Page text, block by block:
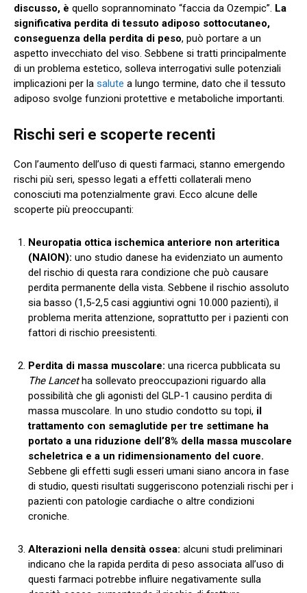
discusso, è quello soprannominato “faccia da Ozempic”. La
significativa perdita di tessuto adiposo sottocutaneo,
conseguenza della perdita di peso, può portare a un
aspetto invecchiato del viso. Sebbene si tratti principalmente
di un problema estetico, solleva interrogativi sulle potenziali
implicazioni per la salute a lungo termine, dato che il tessuto
adiposo svolge funzioni protettive e metaboliche importanti.
Rischi seri e scoperte recenti
Con l’aumento dell’uso di questi farmaci, stanno emergendo
rischi più seri, spesso legati a effetti collaterali meno
conosciuti ma potenzialmente gravi. Ecco alcune delle
scoperte più preoccupanti:
Neuropatia ottica ischemica anteriore non arteritica
(NAION): uno studio danese ha evidenziato un aumento
del rischio di questa rara condizione che può causare
perdita permanente della vista. Sebbene il rischio assoluto
sia basso (1,5-2,5 casi aggiuntivi ogni 10.000 pazienti), il
problema merita attenzione, soprattutto per i pazienti con
fattori di rischio preesistenti.
Perdita di massa muscolare: una ricerca pubblicata su
The Lancetha sollevato preoccupazioni riguardo alla
possibilità che gli agonisti del GLP-1 causino perdita di
massa muscolare. In uno studio condotto su topi, il
trattamento con semaglutide per tre settimane ha
portato a una riduzione dell’8% della massa muscolare
scheletrica e a un ridimensionamento del cuore.
Sebbene gli effetti sugli esseri umani siano ancora in fase
di studio, questi risultati suggeriscono potenziali rischi per i
pazienti con patologie cardiache o altre condizioni
croniche.
Alterazioni nella densità ossea: alcuni studi preliminari
indicano che la rapida perdita di peso associata all’uso di
questi farmaci potrebbe influire negativamente sulla